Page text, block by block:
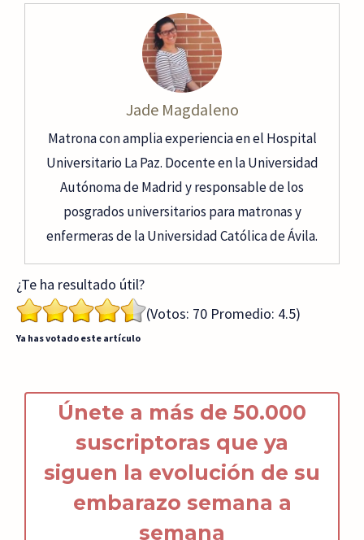
Jade Magdaleno
Matrona con amplia experiencia en el Hospital
Universitario La Paz. Docente en la Universidad
Autónoma de Madrid y responsable de los
posgrados universitarios para matronas y
enfermeras de la Universidad Católica de Ávila.
¿Te ha resultado útil?
(Votos: 70 Promedio: 4.5)
Ya has votado este artículo
Únete a más de 50.000
suscriptoras que ya
siguen la evolución de su
embarazo semana a
semana